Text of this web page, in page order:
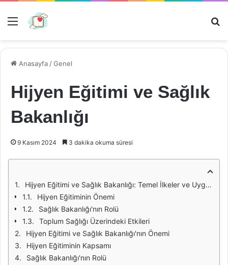
Menü
Anasayfa /Genel
Hijyen Eğitimi ve Sağlık
Bakanlığı
9 Kasım 2024 3 dakika okuma süresi
Hijyen Eğitimi ve Sağlık Bakanlığı: Temel İlkeler ve Uygulamalar
Hijyen Eğitiminin Önemi
Sağlık Bakanlığı'nın Rolü
Toplum Sağlığı Üzerindeki Etkileri
Hijyen Eğitimi ve Sağlık Bakanlığı'nın Önemi
Hijyen Eğitiminin Kapsamı
Sağlık Bakanlığı'nın Rolü